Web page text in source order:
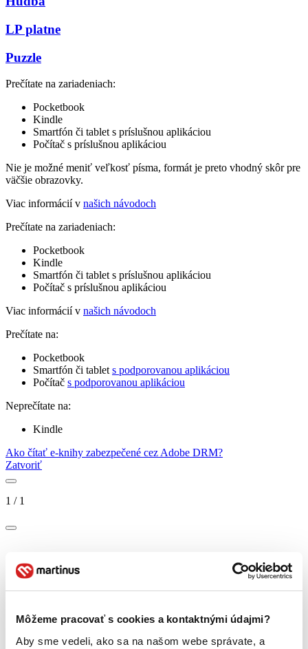
Môžeme pracovať s cookies a kontaktnými údajmi?
Aby sme vedeli, ako sa na našom webe správate, a
LP platne
Puzzle
Prečítate na zariadeniach:
Pocketbook
Kindle
Smartfón či tablet s príslušnou aplikáciou
Počítač s príslušnou aplikáciou
Nie je možné meniť veľkosť písma, formát je preto vhodný skôr pre
väčšie obrazovky.
Viac informácií v našich návodoch
Prečítate na zariadeniach:
Pocketbook
Kindle
Smartfón či tablet s príslušnou aplikáciou
Počítač s príslušnou aplikáciou
Viac informácií v našich návodoch
Prečítate na:
Pocketbook
Smartfón či tablet s podporovanou aplikáciou
Počítač s podporovanou aplikáciou
Neprečítate na:
Kindle
Ako čítať e-knihy zabezpečené cez Adobe DRM?
Zatvoriť
1 / 1